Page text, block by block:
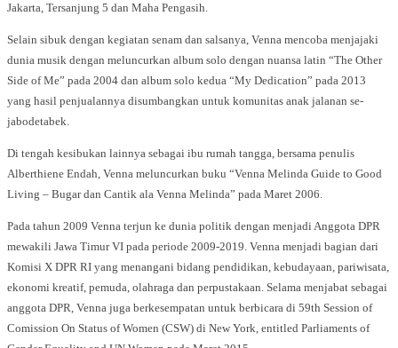
Jakarta, Tersanjung 5 dan Maha Pengasih.
Selain sibuk dengan kegiatan senam dan salsanya, Venna mencoba menjajaki
dunia musik dengan meluncurkan album solo dengan nuansa latin “The Other
Side of Me” pada 2004 dan album solo kedua “My Dedication” pada 2013
yang hasil penjualannya disumbangkan untuk komunitas anak jalanan se-
jabodetabek.
Di tengah kesibukan lainnya sebagai ibu rumah tangga, bersama penulis
Alberthiene Endah, Venna meluncurkan buku “Venna Melinda Guide to Good
Living – Bugar dan Cantik ala Venna Melinda” pada Maret 2006.
Pada tahun 2009 Venna terjun ke dunia politik dengan menjadi Anggota DPR
mewakili Jawa Timur VI pada periode 2009-2019. Venna menjadi bagian dari
Komisi X DPR RI yang menangani bidang pendidikan, kebudayaan, pariwisata,
ekonomi kreatif, pemuda, olahraga dan perpustakaan. Selama menjabat sebagai
anggota DPR, Venna juga berkesempatan untuk berbicara di 59th Session of
Comission On Status of Women (CSW) di New York, entitled Parliaments of